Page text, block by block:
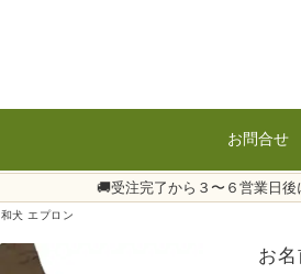
お問合せ
🚚受注完了から３〜６営業日後
和犬 エプロン
お